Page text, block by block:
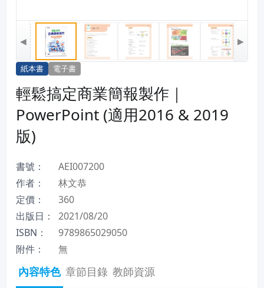
◀ ▶
紙本書 電子書
輕鬆搞定商業簡報製作｜
PowerPoint (適用2016 & 2019
版)
書號：
AEI007200
作者：
林文恭
定價：
360
出版日：
2021/08/20
ISBN：
9789865029050
附件：
無
內容特色 章節目錄 教師資源